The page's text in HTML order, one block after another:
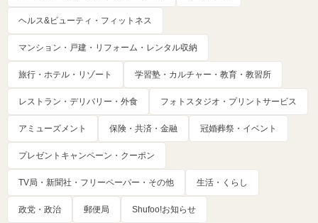
ヘルス&ビューティ・フィットネス
マンション・戸建・リフォーム・レンタル収納
旅行・ホテル・リゾート 学習塾・カルチャー・教育・教習所
レストラン・デリバリー・外食 フォトスタジオ・プリントサービス
アミューズメント 保険・共済・金融 冠婚葬祭・イベント
プレゼントキャンペーン・クーポン
TV局・新聞社・フリーペーパー・その他 生活・くらし
政党・政治 郵便局 Shufoo!お知らせ